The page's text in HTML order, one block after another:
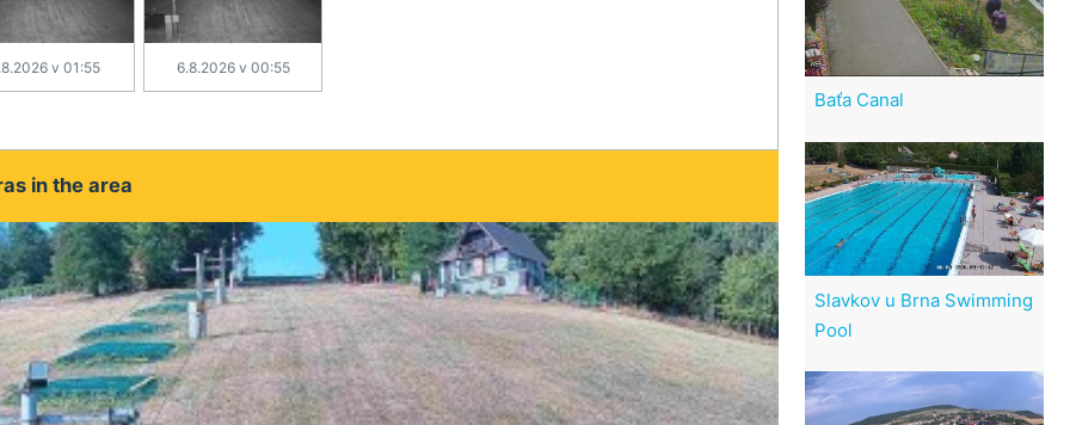
v 01:55 6.8.2026 v 00:55
in the area
Baťa Canal
Slavkov u Brna Swimming
Pool